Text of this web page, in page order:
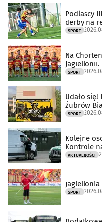
Podlascy
derby na
SPORT
Na
SPORT
Udało
Żubrów
SPORT
Kolejne
Kontrole
AKTUALNOŚCI
Jagiellonia
SPORT